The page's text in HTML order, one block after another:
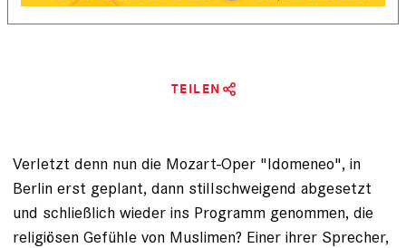
TEILEN
Verletzt denn nun die Mozart-Oper "Idomeneo", in
Berlin erst geplant, dann stillschweigend abgesetzt
und schließlich wieder ins Programm genommen, die
religiösen Gefühle von Muslimen? Einer ihrer Sprecher,